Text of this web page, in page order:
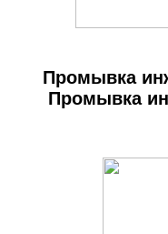
Промывка
Промывка